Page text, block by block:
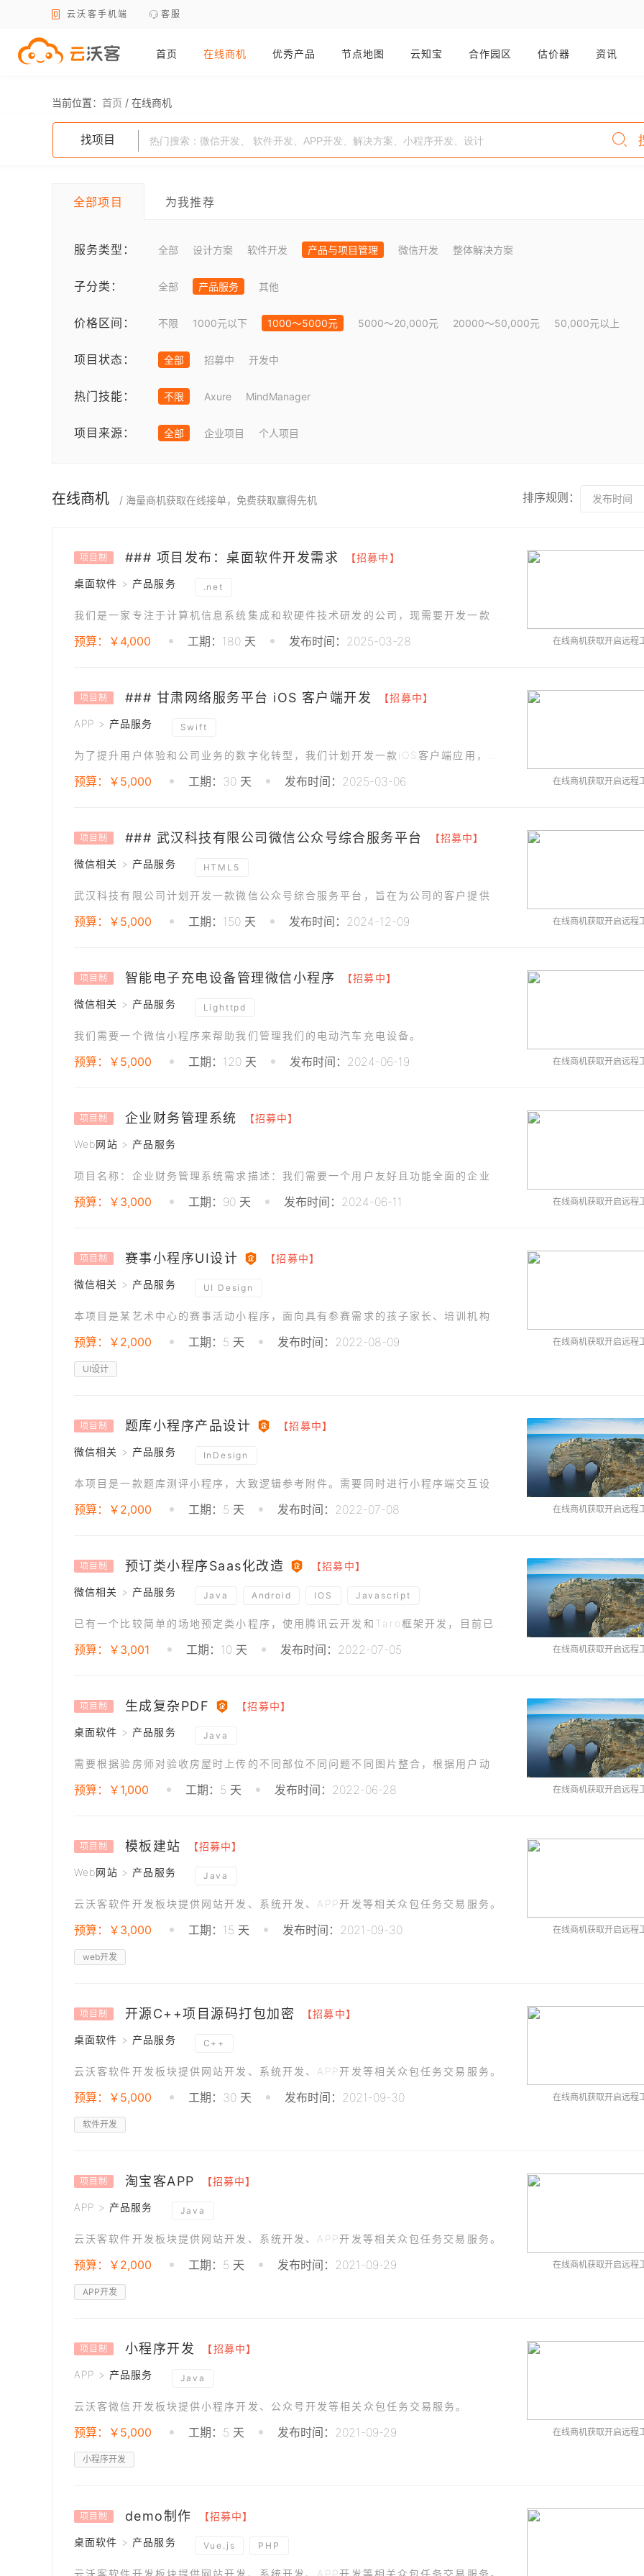
云沃客手机端 客服
首页 在线商机 优秀产品 节点地图 云知宝 合作园区 估价器 资讯
当前位置： 首页 / 在线商机
找项目
全部项目 为我推荐
服务类型： 全部 设计方案 软件开发 产品与项目管理 微信开发 整体解决方案
子分类： 全部 产品服务 其他
价格区间： 不限 1000元以下 1000～5000元 5000～20,000元 20000～50,000元 50,000元以上
项目状态： 全部 招募中 开发中
热门技能： 不限 Axure MindManager
项目来源： 全部 企业项目 个人项目
在线商机 / 海量商机获取在线接单，免费获取赢得先机 排序规则： 发布时间
项目制 ### 项目发布：桌面软件开发需求 【招募中】
桌面软件 > 产品服务 .net
预算：￥4,000 工期：180 天 发布时间：2025-03-28 在线商机获取开启远程
项目制 ### 甘肃网络服务平台 iOS 客户端开发 【招募中】
APP > 产品服务 Swift
预算：￥5,000 工期：30 天 发布时间：2025-03-06 在线商机获取开启远程
项目制 ### 武汉科技有限公司微信公众号综合服务平台 【招募中】
微信相关 > 产品服务 HTML5
预算：￥5,000 工期：150 天 发布时间：2024-12-09 在线商机获取开启远程
项目制 智能电子充电设备管理微信小程序 【招募中】
微信相关 > 产品服务 Lighttpd
我们需要一个微信小程序来帮助我们管理我们的电动汽车充电设备。
预算：￥5,000 工期：120 天 发布时间：2024-06-19 在线商机获取开启远程
项目制 企业财务管理系统 【招募中】
Web网站 > 产品服务
预算：￥3,000 工期：90 天 发布时间：2024-06-11 在线商机获取开启远程
项目制 赛事小程序UI设计 【招募中】
微信相关 > 产品服务 UI Design
预算：￥2,000 工期：5 天 发布时间：2022-08-09
UI设计
在线商机获取开启远程
项目制 题库小程序产品设计 【招募中】
微信相关 > 产品服务 InDesign
预算：￥2,000 工期：5 天 发布时间：2022-07-08 在线商机获取开启远程
项目制 预订类小程序Saas化改造 【招募中】
微信相关 > 产品服务 Java Android IOS Javascript
预算：￥3,001 工期：10 天 发布时间：2022-07-05 在线商机获取开启远程
项目制 生成复杂PDF 【招募中】
桌面软件 > 产品服务 Java
预算：￥1,000 工期：5 天 发布时间：2022-06-28 在线商机获取开启远程
项目制 模板建站 【招募中】
Web网站 > 产品服务 Java
云沃客软件开发板块提供网站开发、系统开发、APP开发等相关众包任务交易服务。
预算：￥3,000 工期：15 天 发布时间：2021-09-30
web开发
在线商机获取开启远程
项目制 开源C++项目源码打包加密 【招募中】
桌面软件 > 产品服务 C++
云沃客软件开发板块提供网站开发、系统开发、APP开发等相关众包任务交易服务。
预算：￥5,000 工期：30 天 发布时间：2021-09-30
软件开发
在线商机获取开启远程
项目制 淘宝客APP 【招募中】
APP > 产品服务 Java
云沃客软件开发板块提供网站开发、系统开发、APP开发等相关众包任务交易服务。
预算：￥2,000 工期：5 天 发布时间：2021-09-29
APP开发
在线商机获取开启远程
项目制 小程序开发 【招募中】
APP > 产品服务 Java
云沃客微信开发板块提供小程序开发、公众号开发等相关众包任务交易服务。
预算：￥5,000 工期：5 天 发布时间：2021-09-29
小程序开发
在线商机获取开启远程
项目制 demo制作 【招募中】
桌面软件 > 产品服务 Vue.js PHP
云沃客软件开发板块提供网站开发、系统开发、APP开发等相关众包任务交易服务。